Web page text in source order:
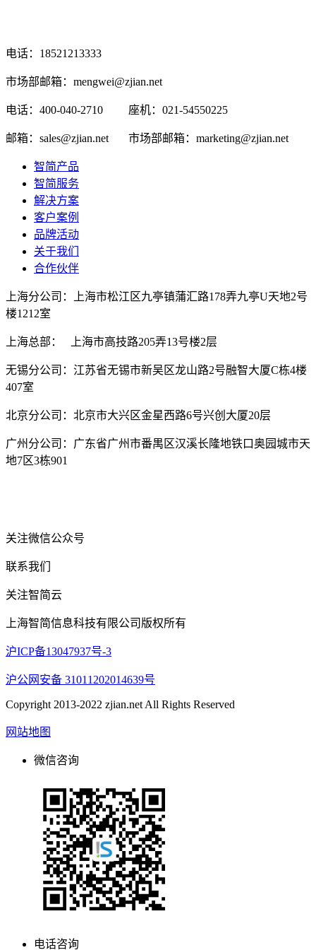
电话：18521213333
市场部邮箱：mengwei@zjian.net
电话：400-040-2710 座机：021-54550225
邮箱：sales@zjian.net 市场部邮箱：marketing@zjian.net
智简产品
智简服务
解决方案
客户案例
品牌活动
关于我们
合作伙伴
上海分公司：上海市松江区九亭镇蒲汇路178弄九亭U天地2号
楼1212室
上海总部： 上海市高技路205弄13号楼2层
无锡分公司：江苏省无锡市新吴区龙山路2号融智大厦C栋4楼
407室
北京分公司：北京市大兴区金星西路6号兴创大厦20层
广州分公司：广东省广州市番禺区汉溪长隆地铁口奥园城市天
地7区3栋901
关注微信公众号
联系我们
关注智简云
上海智简信息科技有限公司版权所有
沪ICP备13047937号-3
沪公网安备 31011202014639号
Copyright 2013-2022 zjian.net All Rights Reserved
网站地图
微信咨询
电话咨询